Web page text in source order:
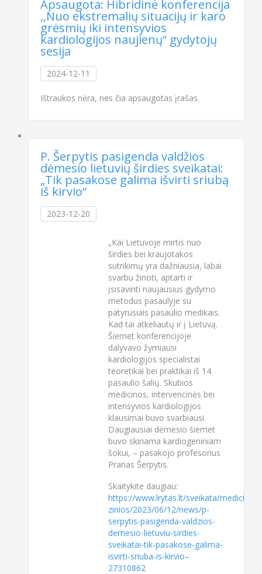
Apsaugota: Hibridinė konferencija
,,Nuo ekstremalių situacijų ir karo
grėsmių iki intensyvios
kardiologijos naujienų“ gydytojų
sesija
2024-12-11
Ištraukos nėra, nes čia apsaugotas įrašas.
P. Šerpytis pasigenda valdžios
dėmesio lietuvių širdies sveikatai:
„Tik pasakose galima išvirti sriubą
iš kirvio“
2023-12-20
„Kai Lietuvoje mirtis nuo
širdies bei kraujotakos
sutrikimų yra dažniausia, labai
svarbu žinoti, aptarti ir
įsisavinti naujausius gydymo
metodus pasaulyje su
patyrusiais pasaulio medikais.
Kad tai atkeliautų ir į Lietuvą.
Šiemet konferencijoje
dalyvavo žymiausi
kardiologijos specialistai
teoretikai bei praktikai iš 14
pasaulio šalių. Skubios
medicinos, intervencinės bei
intensyvios kardiologijos
klausimai buvo svarbiausi.
Daugiausiai dėmesio šiemet
buvo skiriama kardiogeniniam
šokui, – pasakojo profesorius
Pranas Šerpytis.
Skaitykite daugiau:
https://www.lrytas.lt/sveikata/medicinos-
zinios/2023/06/12/news/p-
serpytis-pasigenda-valdzios-
demesio-lietuviu-sirdies-
sveikatai-tik-pasakose-galima-
isvirti-sriuba-is-kirvio–
27310862